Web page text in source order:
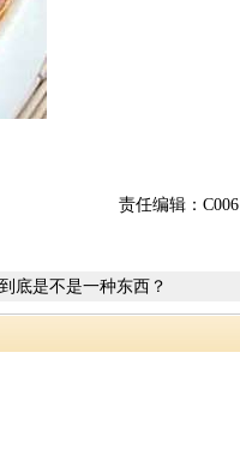
责任编辑：C006
底是不是一种东西？